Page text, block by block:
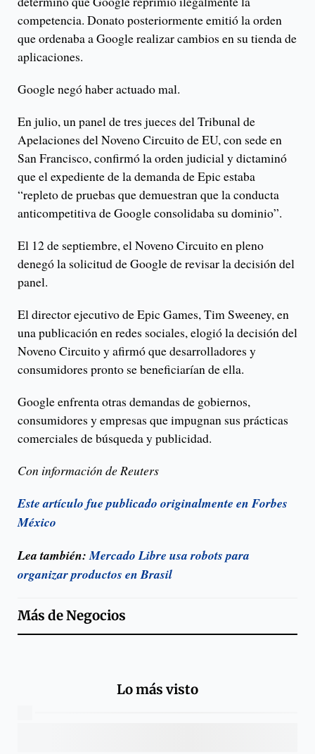
competencia. Donato posteriormente emitió la orden
que ordenaba a Google realizar cambios en su tienda de
aplicaciones.
Google negó haber actuado mal.
En julio, un panel de tres jueces del Tribunal de
Apelaciones del Noveno Circuito de EU, con sede en
San Francisco, confirmó la orden judicial y dictaminó
que el expediente de la demanda de Epic estaba
“repleto de pruebas que demuestran que la conducta
anticompetitiva de Google consolidaba su dominio”.
El 12 de septiembre, el Noveno Circuito en pleno
denegó la solicitud de Google de revisar la decisión del
panel.
El director ejecutivo de Epic Games, Tim Sweeney, en
una publicación en redes sociales, elogió la decisión del
Noveno Circuito y afirmó que desarrolladores y
consumidores pronto se beneficiarían de ella.
Google enfrenta otras demandas de gobiernos,
consumidores y empresas que impugnan sus prácticas
comerciales de búsqueda y publicidad.
Con información de Reuters
Este artículo fue publicado originalmente en Forbes
México
Lea también:Mercado Libre usa robots para
organizar productos en Brasil
Más deNegocios
Lo más visto